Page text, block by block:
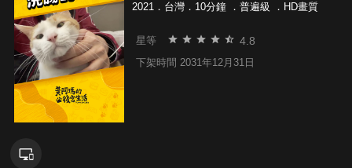
2021．台灣．10分鐘 ． 普遍級 ．HD畫質
星等 4.8
下架時間 2031年12月31日